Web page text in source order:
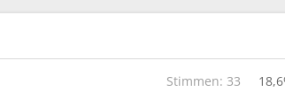
Stimmen: 33